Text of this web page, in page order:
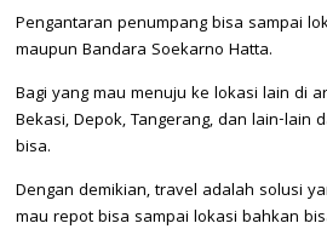
Pengantaran penumpang bisa sampai
maupun Bandara Soekarno Hatta.
Bagi yang mau menuju ke lokasi lain di
Bekasi, Depok, Tangerang, dan lain-lain
bisa.
Dengan demikian, travel adalah solusi
mau repot bisa sampai lokasi bahkan